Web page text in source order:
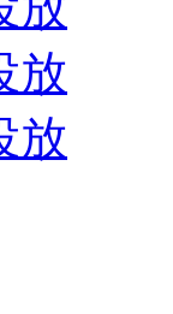
放
放